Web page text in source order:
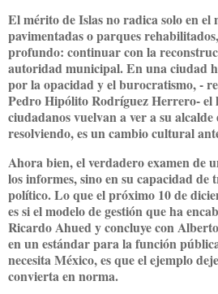
El mérito de Islas no radica solo en el
pavimentadas o parques
profundo: continuar conla
autoridad municipal. En una ciudad
por la opacidad y el burocratismo, -
Pedro Hipólito Rodríguez Herrero- el
ciudadanos vuelvan a ver a su
resolviendo, es un cambio cultural
Ahora bien, el verdadero examen de
los informes, sino en su capacidad de
político. Lo que el próximo 10 de
es si el modelo de gestión que ha
Ricardo Ahued y concluye con
en un estándar para la función
necesita México, es que el ejemplo
convierta en norma.